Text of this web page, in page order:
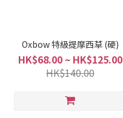
Oxbow 特級提摩西草 (硬)
HK$68.00 ~ HK$125.00
HK$140.00